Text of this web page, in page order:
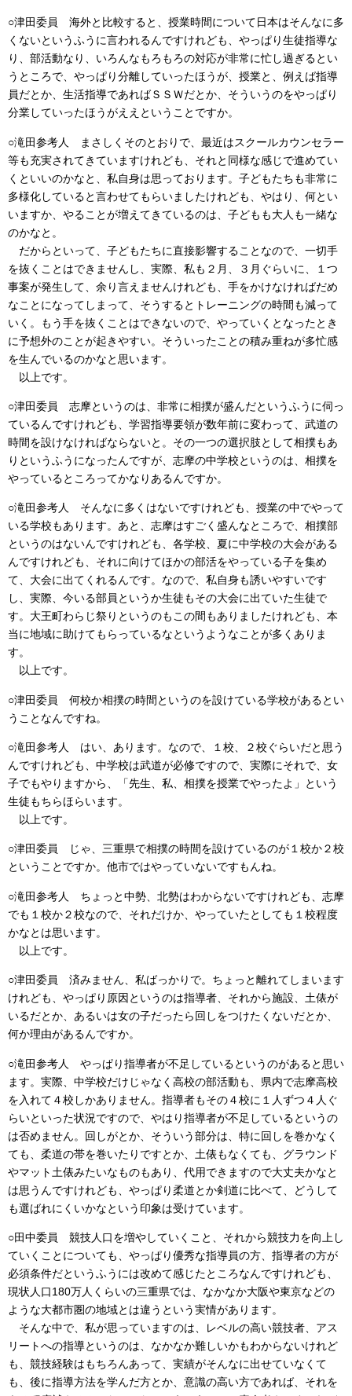
○津田委員 海外と比較すると、授業時間について日本はそんなに多
くないというふうに言われるんですけれども、やっぱり生徒指導な
り、部活動なり、いろんなもろもろの対応が非常に忙し過ぎるとい
うところで、やっぱり分離していったほうが、授業と、例えば指導
員だとか、生活指導であればＳＳＷだとか、そういうのをやっぱり
分業していったほうがええということですか。
○滝田参考人 まさしくそのとおりで、最近はスクールカウンセラー
等も充実されてきていますけれども、それと同様な感じで進めてい
くといいのかなと、私自身は思っております。子どもたちも非常に
多様化していると言わせてもらいましたけれども、やはり、何とい
いますか、やることが増えてきているのは、子どもも大人も一緒な
のかなと。
だからといって、子どもたちに直接影響することなので、一切手
を抜くことはできませんし、実際、私も２月、３月ぐらいに、１つ
事案が発生して、余り言えませんけれども、手をかけなければだめ
なことになってしまって、そうするとトレーニングの時間も減って
いく。もう手を抜くことはできないので、やっていくとなったとき
に予想外のことが起きやすい。そういったことの積み重ねが多忙感
を生んでいるのかなと思います。
以上です。
○津田委員 志摩というのは、非常に相撲が盛んだというふうに伺っ
ているんですけれども、学習指導要領が数年前に変わって、武道の
時間を設けなければならないと。その一つの選択肢として相撲もあ
りというふうになったんですが、志摩の中学校というのは、相撲を
やっているところってかなりあるんですか。
○滝田参考人 そんなに多くはないですけれども、授業の中でやって
いる学校もあります。あと、志摩はすごく盛んなところで、相撲部
というのはないんですけれども、各学校、夏に中学校の大会がある
んですけれども、それに向けてほかの部活をやっている子を集め
て、大会に出てくれるんです。なので、私自身も誘いやすいです
し、実際、今いる部員というか生徒もその大会に出ていた生徒で
す。大王町わらじ祭りというのもこの間もありましたけれども、本
当に地域に助けてもらっているなというようなことが多くありま
す。
以上です。
○津田委員 何校か相撲の時間というのを設けている学校があるとい
うことなんですね。
○滝田参考人 はい、あります。なので、１校、２校ぐらいだと思う
んですけれども、中学校は武道が必修ですので、実際にそれで、女
子でもやりますから、「先生、私、相撲を授業でやったよ」という
生徒もちらほらいます。
以上です。
○津田委員 じゃ、三重県で相撲の時間を設けているのが１校か２校
ということですか。他市ではやっていないですもんね。
○滝田参考人 ちょっと中勢、北勢はわからないですけれども、志摩
でも１校か２校なので、それだけか、やっていたとしても１校程度
かなとは思います。
以上です。
○津田委員 済みません、私ばっかりで。ちょっと離れてしまいます
けれども、やっぱり原因というのは指導者、それから施設、土俵が
いるだとか、あるいは女の子だったら回しをつけたくないだとか、
何か理由があるんですか。
○滝田参考人 やっぱり指導者が不足しているというのがあると思い
ます。実際、中学校だけじゃなく高校の部活動も、県内で志摩高校
を入れて４校しかありません。指導者もその４校に１人ずつ４人ぐ
らいといった状況ですので、やはり指導者が不足しているというの
は否めません。回しがとか、そういう部分は、特に回しを巻かなく
ても、柔道の帯を巻いたりですとか、土俵もなくても、グラウンド
やマット土俵みたいなものもあり、代用できますので大丈夫かなと
は思うんですけれども、やっぱり柔道とか剣道に比べて、どうして
も選ばれにくいかなという印象は受けています。
○田中委員 競技人口を増やしていくこと、それから競技力を向上し
ていくことについても、やっぱり優秀な指導員の方、指導者の方が
必須条件だというふうには改めて感じたところなんですけれども、
現状人口180万人くらいの三重県では、なかなか大阪や東京などの
ような大都市圏の地域とは違うという実情があります。
そんな中で、私が思っていますのは、レベルの高い競技者、アス
リートへの指導というのは、なかなか難しいかもわからないけれど
も、競技経験はもちろんあって、実績がそんなに出せていなくて
も、後に指導方法を学んだ方とか、意識の高い方であれば、それを